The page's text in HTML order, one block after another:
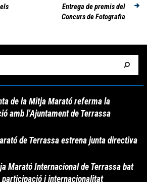
Entrega de premis del
Concurs de Fotografia
de la Mitja Marató referma la
amb l’Ajuntament de Terrassa
de Terrassa estrena junta directiva
Marató Internacional de Terrassa bat
participació i internacionalitat